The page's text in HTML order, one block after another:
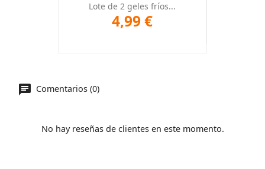
Lote de 2 geles fríos...
4,99 €
Comentarios (0)
No hay reseñas de clientes en este momento.